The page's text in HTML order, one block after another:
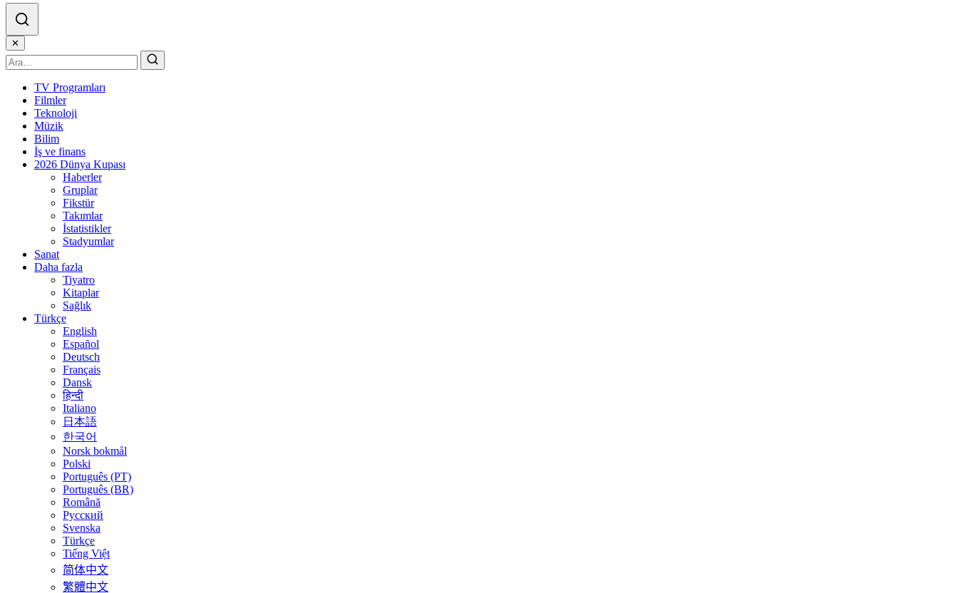
✕
TV Programları
Filmler
Teknoloji
Müzik
Bilim
İş ve finans
2026 Dünya Kupası
Haberler
Gruplar
Fikstür
Takımlar
İstatistikler
Stadyumlar
Sanat
Daha fazla
Tiyatro
Kitaplar
Sağlık
Türkçe
English
Español
Deutsch
Français
Dansk
हिन्दी
Italiano
日本語
한국어
Norsk bokmål
Polski
Português (PT)
Português (BR)
Română
Русский
Svenska
Türkçe
Tiếng Việt
简体中文
繁體中文